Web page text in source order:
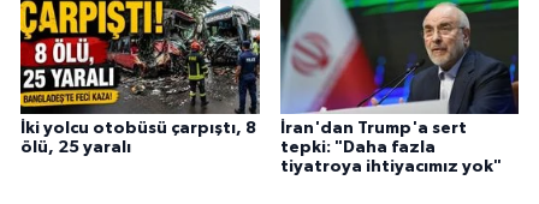
İki yolcu otobüsü çarpıştı, 8
ölü, 25 yaralı
İran'dan Trump'a sert
tepki: "Daha fazla
tiyatroya ihtiyacımız yok"